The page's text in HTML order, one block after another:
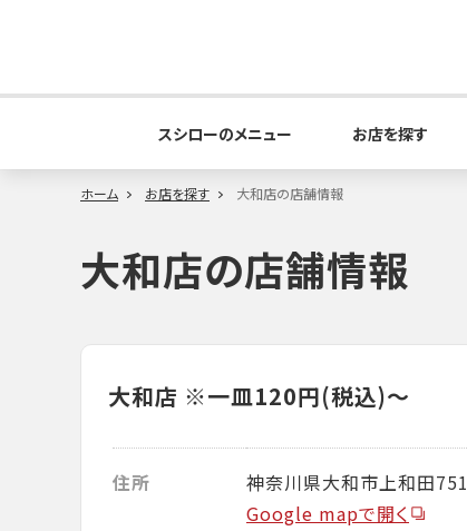
スシローのメニュー お店を探す
ホーム お店を探す 大和店の店舗情報
大和店の店舗情報
大和店 ※一皿120円(税込)～
住所
神奈川県大和市上和田751
Google mapで開く